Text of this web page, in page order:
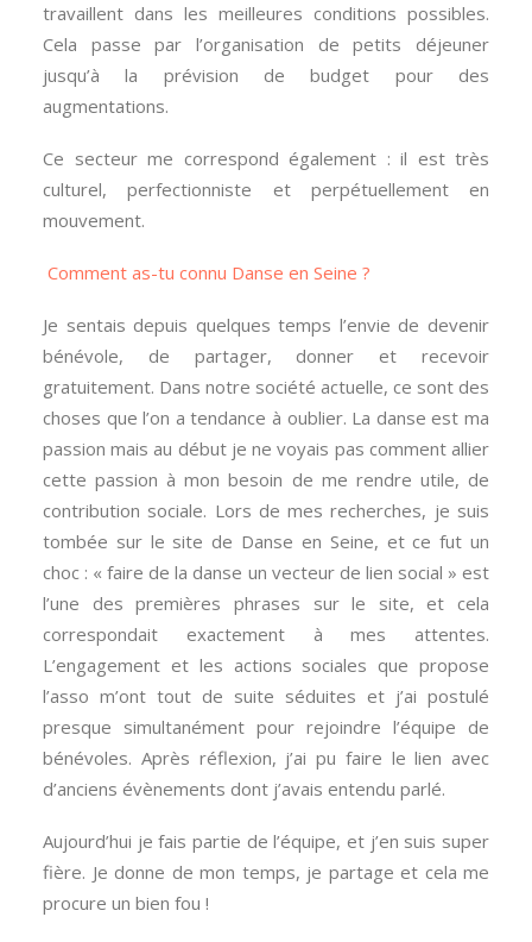
travaillent dans les meilleures conditions possibles.
Cela passe par l’organisation de petits déjeuner
jusqu’à la prévision de budget pour des
augmentations.
Ce secteur me correspond également : il est très
culturel, perfectionniste et perpétuellement en
mouvement.
Comment as-tu connu Danse en Seine ?
Je sentais depuis quelques temps l’envie de devenir
bénévole, de partager, donner et recevoir
gratuitement. Dans notre société actuelle, ce sont des
choses que l’on a tendance à oublier. La danse est ma
passion mais au début je ne voyais pas comment allier
cette passion à mon besoin de me rendre utile, de
contribution sociale. Lors de mes recherches, je suis
tombée sur le site de Danse en Seine, et ce fut un
choc : « faire de la danse un vecteur de lien social » est
l’une des premières phrases sur le site, et cela
correspondait exactement à mes attentes.
L’engagement et les actions sociales que propose
l’asso m’ont tout de suite séduites et j’ai postulé
presque simultanément pour rejoindre l’équipe de
bénévoles. Après réflexion, j’ai pu faire le lien avec
d’anciens évènements dont j’avais entendu parlé.
Aujourd’hui je fais partie de l’équipe, et j’en suis super
fière. Je donne de mon temps, je partage et cela me
procure un bien fou !